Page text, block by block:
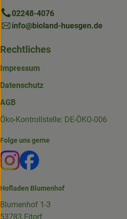
02248-4076
info@bioland-huesgen.de
Rechtliches
Impressum
Datenschutz
AGB
Öko-Kontrollstelle: DE-ÖKO-006
Folge uns gerne
Externer Link zu https://
Externer Link zu https://
Hofladen Blumenhof
Blumenhof 1-3
53783 Eitorf